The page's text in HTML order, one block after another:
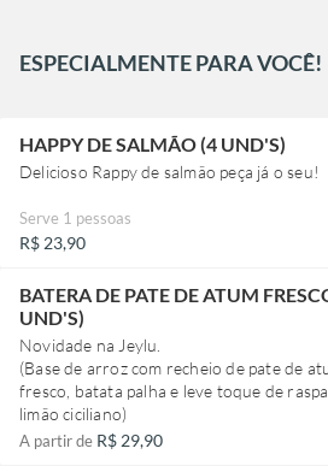
ESPECIALMENTE PARA VOCÊ!
HAPPY DE SALMÃO (4 UND'S)
Delicioso Rappy de salmão peça já o seu!
Serve 1 pessoas
R$ 23,90
BATERA DE PATE DE ATUM
UND'S)
Novidade na Jeylu.
(Base de arroz com recheio de pate de
fresco, batata palha e leve toque de raspa de
limão ciciliano)
A partir de R$ 29,90